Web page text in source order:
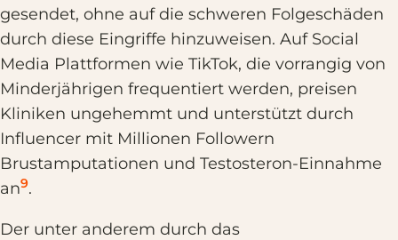
gesendet, ohne auf die schweren Folgeschäden
durch diese Eingriffe hinzuweisen. Auf Social
Media Plattformen wie TikTok, die vorrangig von
Minderjährigen frequentiert werden, preisen
Kliniken ungehemmt und unterstützt durch
Influencer mit Millionen Followern
Brustamputationen und Testosteron-Einnahme
an9.
Der unter anderem durch das